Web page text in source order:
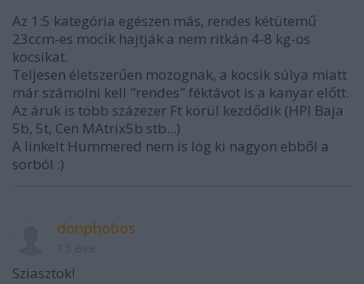
Az 1:5 kategória egészen más, rendes kétütemű
23ccm-es mocik hajtják a nem ritkán 4-8 kg-os
kocsikat.
Teljesen életszerűen mozognak, a kocsik súlya miatt
már számolni kell "rendes" féktávot is a kanyar előtt.
Az áruk is több százezer Ft körül kezdődik (HPI Baja
5b, 5t, Cen MAtrix5b stb...)
A linkelt Hummered nem is lóg ki nagyon ebből a
sorból :)
donphobos
Sziasztok!